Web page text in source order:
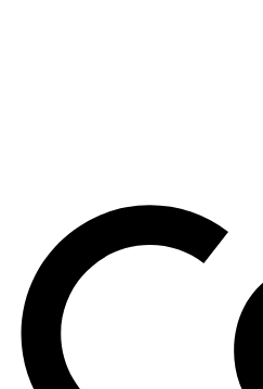
Salle de presse/ Les Ceméa
du